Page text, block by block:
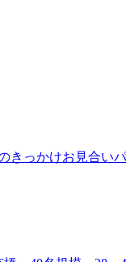
きっかけお見合い